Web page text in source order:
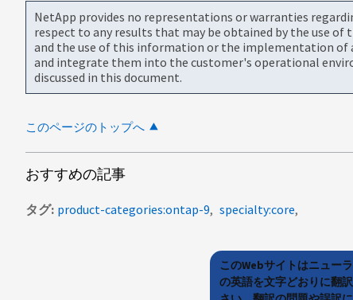
NetApp provides no representations or warranties
respect to any results that may be obtained by the use
and the use of this information or the implementation of
and integrate them into the customer's operational
discussed in this document.
このページのトップへ
おすすめの記事
タグ product-categories:ontap-9 specialty:core
このWebサイトはニュー
の英語を文字どおりに翻